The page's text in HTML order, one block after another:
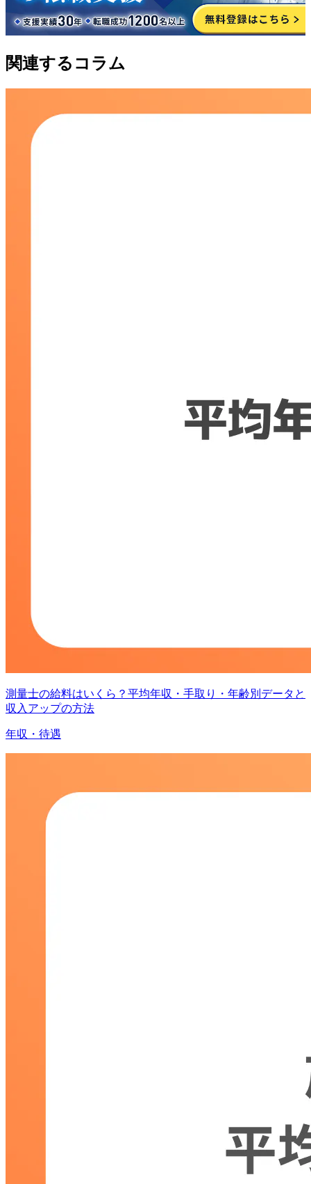
関連するコラム
測量士の給料はいくら？平均年収・手取り・年齢別データと
収入アップの方法
年収・待遇